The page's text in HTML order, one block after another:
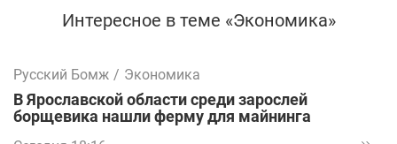
Интересное в теме «Экономика»
Русский Бомж / Экономика
В Ярославской области среди зарослей
борщевика нашли ферму для майнинга